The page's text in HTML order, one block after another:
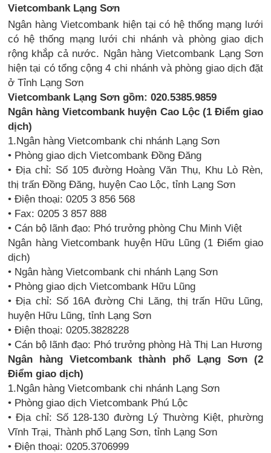
Vietcombank Lạng Sơn
Ngân hàng Vietcombank hiện tại có hệ thống mạng lưới
có hệ thống mạng lưới chi nhánh và phòng giao dịch
rộng khắp cả nước. Ngân hàng Vietcombank Lạng Sơn
hiện tại có tổng cộng 4 chi nhánh và phòng giao dịch đặt
ở Tỉnh Lạng Sơn
Vietcombank Lạng Sơn gồm: 020.5385.9859
Ngân hàng Vietcombank huyện Cao Lộc (1 Điểm giao
dịch)
1.Ngân hàng Vietcombank chi nhánh Lạng Sơn
• Phòng giao dịch Vietcombank Đồng Đăng
• Địa chỉ: Số 105 đường Hoàng Văn Thụ, Khu Lò Rèn,
thị trấn Đồng Đăng, huyện Cao Lộc, tỉnh Lạng Sơn
• Điện thoại: 0205 3 856 568
• Fax: 0205 3 857 888
• Cán bộ lãnh đạo: Phó trưởng phòng Chu Minh Việt
Ngân hàng Vietcombank huyện Hữu Lũng (1 Điểm giao
dịch)
• Ngân hàng Vietcombank chi nhánh Lạng Sơn
• Phòng giao dịch Vietcombank Hữu Lũng
• Địa chỉ: Số 16A đường Chi Lăng, thị trấn Hữu Lũng,
huyện Hữu Lũng, tỉnh Lạng Sơn
• Điện thoại: 0205.3828228
• Cán bộ lãnh đạo: Phó trưởng phòng Hà Thị Lan Hương
Ngân hàng Vietcombank thành phố Lạng Sơn (2
Điểm giao dịch)
1.Ngân hàng Vietcombank chi nhánh Lạng Sơn
• Phòng giao dịch Vietcombank Phú Lộc
• Địa chỉ: Số 128-130 đường Lý Thường Kiệt, phường
Vĩnh Trại, Thành phố Lạng Sơn, tỉnh Lạng Sơn
• Điện thoại: 0205.3706999